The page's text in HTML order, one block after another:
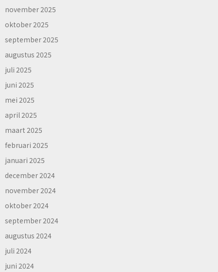
november 2025
oktober 2025
september 2025
augustus 2025
juli 2025
juni 2025
mei 2025
april 2025
maart 2025
februari 2025
januari 2025
december 2024
november 2024
oktober 2024
september 2024
augustus 2024
juli 2024
juni 2024